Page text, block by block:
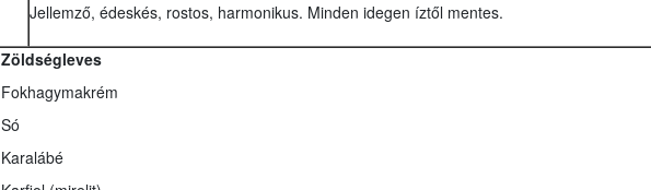
Jellemző, édeskés, rostos, harmonikus. Minden idegen íztől mentes.
Zöldségleves
Fokhagymakrém
Só
Karalábé